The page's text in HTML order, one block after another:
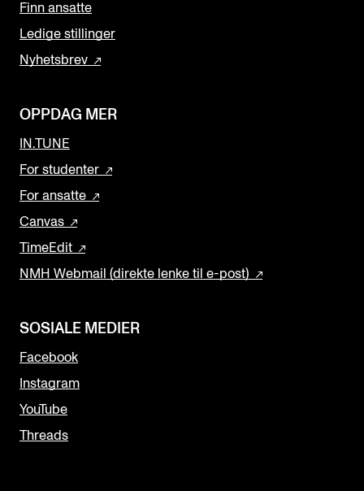
Finn ansatte
Ledige stillinger
Nyhetsbrev
OPPDAG MER
IN.TUNE
For studenter
For ansatte
Canvas
TimeEdit
NMH Webmail (direkte lenke til e-post)
SOSIALE MEDIER
Facebook
Instagram
YouTube
Threads